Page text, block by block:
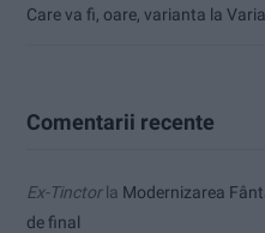
Care va fi, oare, varianta la
Comentarii recente
Ex-Tinctorla Modernizarea
de final